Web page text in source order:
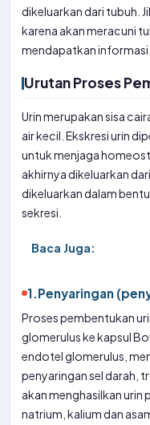
dikeluarkan dari tubuh.
karena akan meracuni
mendapatkan informasi
Urutan Proses
Urin merupakan sisa
air kecil. Ekskresi urin
untuk menjaga
akhirnya dikeluarkan
dikeluarkan dalam
sekresi.
Baca Juga:
1.Penyaringan
Proses pembentukan
glomerulus ke kapsul
endotel glomerulus,
penyaringan sel darah,
akan menghasilkan
natrium, kalium dan